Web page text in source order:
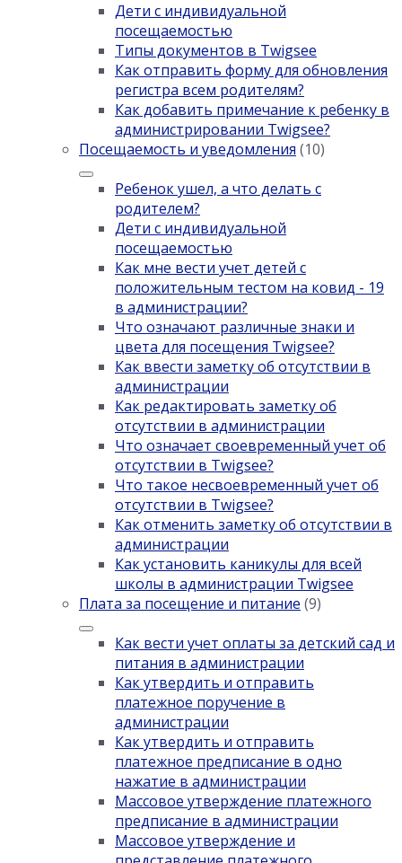
Дети с индивидуальной
посещаемостью
Типы документов в Twigsee
Как отправить форму для обновления
регистра всем родителям?
Как добавить примечание к ребенку в
администрировании Twigsee?
Посещаемость и уведомления (10)
Ребенок ушел, а что делать с
родителем?
Дети с индивидуальной
посещаемостью
Как мне вести учет детей с
положительным тестом на ковид - 19
в администрации?
Что означают различные знаки и
цвета для посещения Twigsee?
Как ввести заметку об отсутствии в
администрации
Как редактировать заметку об
отсутствии в администрации
Что означает своевременный учет об
отсутствии в Twigsee?
Что такое несвоевременный учет об
отсутствии в Twigsee?
Как отменить заметку об отсутствии в
администрации
Как установить каникулы для всей
школы в администрации Twigsee
Плата за посещение и питание (9)
Как вести учет оплаты за детский сад и
питания в администрации
Как утвердить и отправить
платежное поручение в
администрации
Как утвердить и отправить
платежное предписание в одно
нажатие в администрации
Массовое утверждение платежного
предписание в администрации
Массовое утверждение и